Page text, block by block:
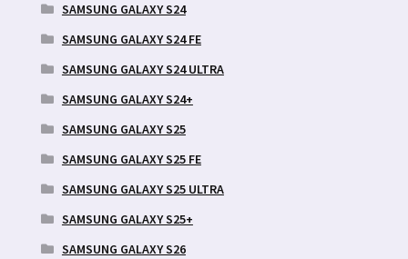
SAMSUNG GALAXY S24
SAMSUNG GALAXY S24 FE
SAMSUNG GALAXY S24 ULTRA
SAMSUNG GALAXY S24+
SAMSUNG GALAXY S25
SAMSUNG GALAXY S25 FE
SAMSUNG GALAXY S25 ULTRA
SAMSUNG GALAXY S25+
SAMSUNG GALAXY S26